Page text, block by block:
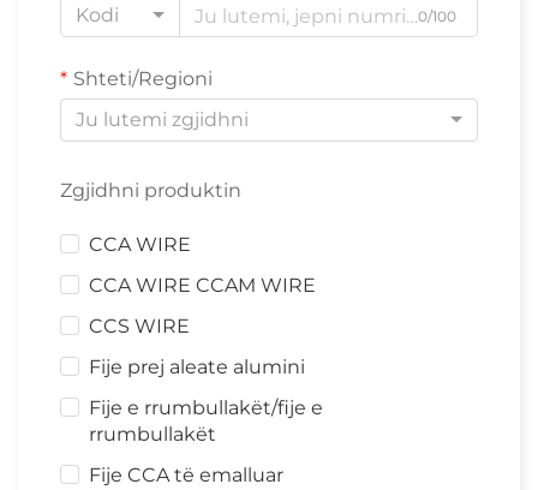
Kodi
0/100
Shteti/Regioni
Ju lutemi zgjidhni
Zgjidhni produktin
CCA WIRE
CCA WIRE CCAM WIRE
CCS WIRE
Fije prej aleate alumini
Fije e rrumbullakët/fije e
rrumbullakët
Fije CCA të emalluar